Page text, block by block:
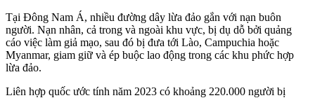
Tại Đông Nam Á, nhiều đường dây lừa đảo gắn với nạn buôn
người. Nạn nhân, cả trong và ngoài khu vực, bị dụ dỗ bởi quảng
cáo việc làm giả mạo, sau đó bị đưa tới Lào, Campuchia hoặc
Myanmar, giam giữ và ép buộc lao động trong các khu phức hợp
lừa đảo.
Liên hợp quốc ước tính năm 2023 có khoảng 220.000 người bị